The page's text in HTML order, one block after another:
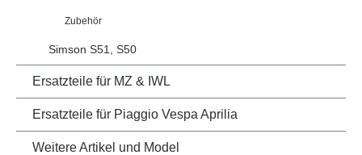
Zubehör
Simson S51, S50
Ersatzteile für MZ & IWL
Ersatzteile für Piaggio Vespa Aprilia
Weitere Artikel und Model